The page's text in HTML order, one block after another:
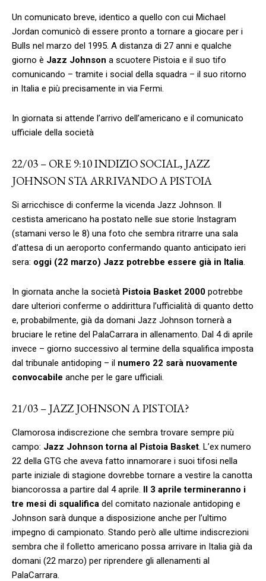
Un comunicato breve, identico a quello con cui Michael
Jordan comunicò di essere pronto a tornare a giocare per i
Bulls nel marzo del 1995. A distanza di 27 anni e qualche
giorno è Jazz Johnson a scuotere Pistoia e il suo tifo
comunicando – tramite i social della squadra – il suo ritorno
in Italia e più precisamente in via Fermi.
In giornata si attende l’arrivo dell’americano e il comunicato
ufficiale della società
22/03 – ORE 9:10 INDIZIO SOCIAL, JAZZ
JOHNSON STA ARRIVANDO A PISTOIA
Si arricchisce di conferme la vicenda Jazz Johnson. Il
cestista americano ha postato nelle sue storie Instagram
(stamani verso le 8) una foto che sembra ritrarre una sala
d’attesa di un aeroporto confermando quanto anticipato ieri
sera: oggi (22 marzo) Jazz potrebbe essere già in Italia.
In giornata anche la società Pistoia Basket 2000 potrebbe
dare ulteriori conferme o addirittura l’ufficialità di quanto detto
e, probabilmente, già da domani Jazz Johnson tornerà a
bruciare le retine del PalaCarrara in allenamento. Dal 4 di aprile
invece – giorno successivo al termine della squalifica imposta
dal tribunale antidoping – il numero 22 sarà nuovamente
convocabile anche per le gare ufficiali.
21/03 – JAZZ JOHNSON A PISTOIA?
Clamorosa indiscrezione che sembra trovare sempre più
campo: Jazz Johnson torna al Pistoia Basket. L’ex numero
22 della GTG che aveva fatto innamorare i suoi tifosi nella
parte iniziale di stagione dovrebbe tornare a vestire la canotta
biancorossa a partire dal 4 aprile. Il 3 aprile termineranno i
tre mesi di squalifica del comitato nazionale antidoping e
Johnson sarà dunque a disposizione anche per l’ultimo
impegno di campionato. Stando però alle ultime indiscrezioni
sembra che il folletto americano possa arrivare in Italia già da
domani (22 marzo) per riprendere gli allenamenti al
PalaCarrara.